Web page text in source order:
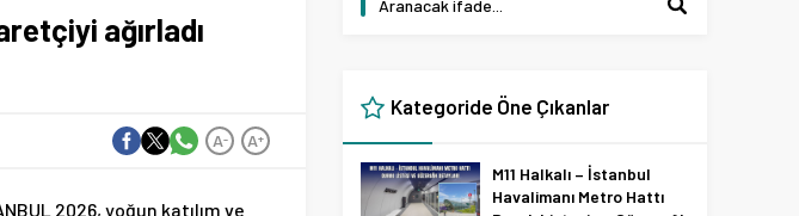
ağırladı
A+
A-
2026, yoğun katılım ve
Kategoride Öne Çıkanlar
M11 Halkalı – İstanbul
Havalimanı Metro Hattı